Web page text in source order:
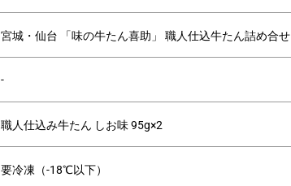
宮城・仙台 「味の牛たん喜助」 職人仕込牛たん詰め合せ
-
職人仕込み牛たん しお味 95g×2
要冷凍（-18℃以下）